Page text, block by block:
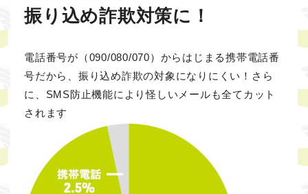
振り込め詐欺対策に！
電話番号が（090/080/070）からはじまる携帯電話番
号だから、振り込め詐欺の対象になりにくい！さら
に、SMS防止機能により怪しいメールも全てカット
されます